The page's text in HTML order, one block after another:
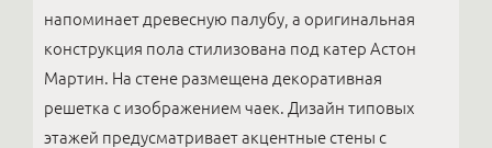
напоминает древесную палубу, а оригинальная
конструкция пола стилизована под катер Астон
Мартин. На стене размещена декоративная
решетка с изображением чаек. Дизайн типовых
этажей предусматривает акцентные стены с